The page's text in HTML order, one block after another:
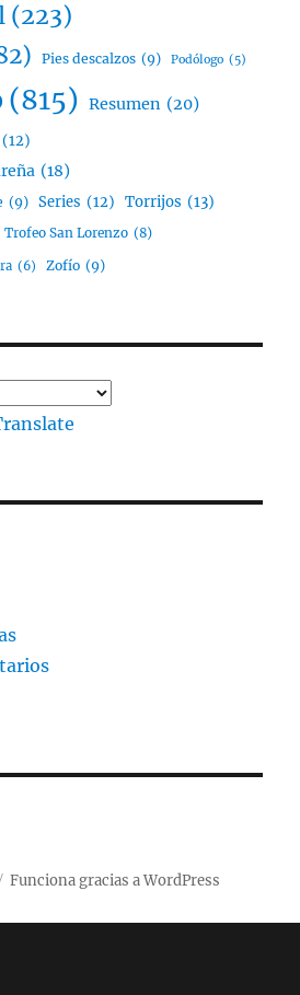
(223)
Pies descalzos (9) Podólogo (5)
(815) Resumen (20)
(12)
(18)
(9) Series (12) Torrijos (13)
Trofeo San Lorenzo (8)
(6) Zofío (9)
Funciona gracias a WordPress